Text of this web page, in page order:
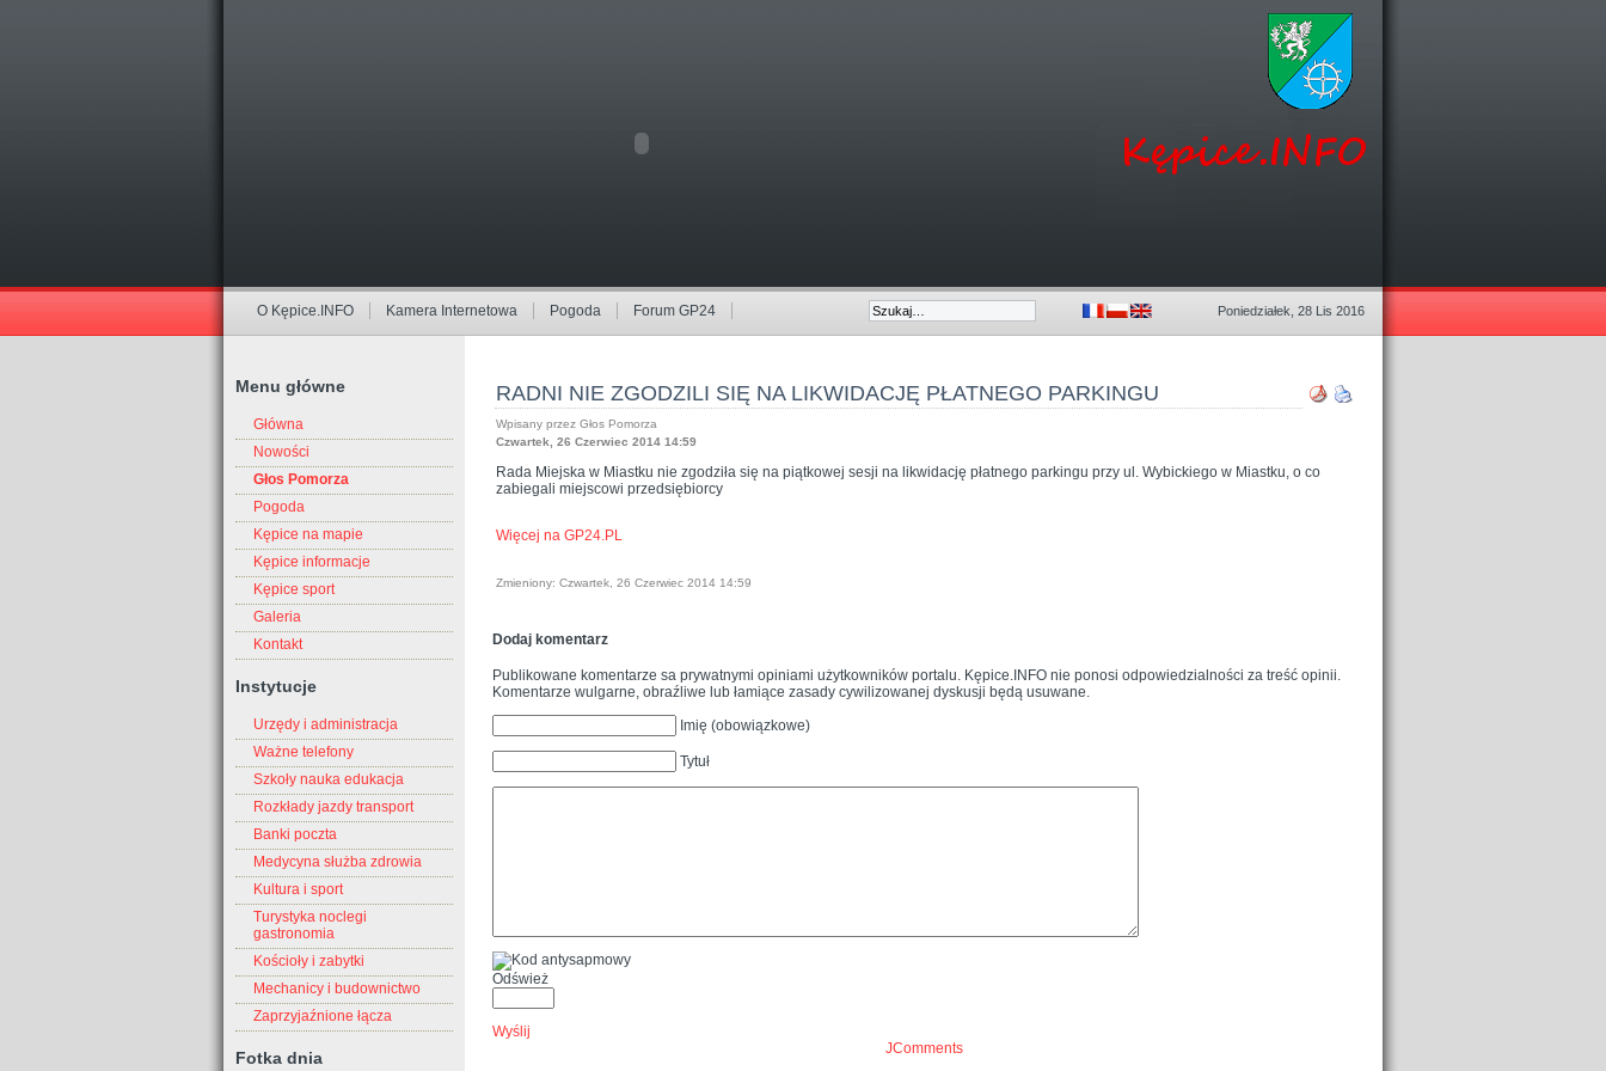
O Kępice.INFO Kamera Internetowa Pogoda Forum GP24 Poniedziałek, 28 Lis 2016
Menu główne
Główna
Nowości
Głos Pomorza
Pogoda
Kępice na mapie
Kępice informacje
Kępice sport
Galeria
Kontakt
Instytucje
Urzędy i administracja
Ważne telefony
Szkoły nauka edukacja
Rozkłady jazdy transport
Banki poczta
Medycyna służba zdrowia
Kultura i sport
Turystyka noclegi
gastronomia
Kościoły i zabytki
Mechanicy i budownictwo
Zaprzyjaźnione łącza
Fotka dnia
RADNI NIE ZGODZILI SIĘ NA LIKWIDACJĘ PŁATNEGO PARKINGU
Wpisany przez Głos Pomorza
Czwartek, 26 Czerwiec 2014 14:59
Rada Miejska w Miastku nie zgodziła się na piątkowej sesji na likwidację płatnego parkingu przy ul. Wybickiego w Miastku, o co
zabiegali miejscowi przedsiębiorcy
Więcej na GP24.PL
Zmieniony: Czwartek, 26 Czerwiec 2014 14:59
Dodaj komentarz
Publikowane komentarze sa prywatnymi opiniami użytkowników portalu. Kępice.INFO nie ponosi odpowiedzialności za treść opinii.
Komentarze wulgarne, obraźliwe lub łamiące zasady cywilizowanej dyskusji będą usuwane.
Imię (obowiązkowe)
Tytuł
Odśwież
Wyślij
JComments